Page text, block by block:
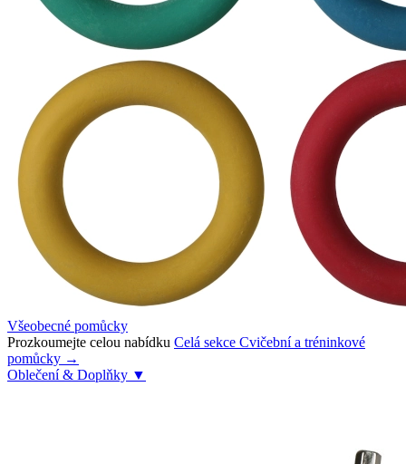
Všeobecné pomůcky
Prozkoumejte celou nabídku Celá sekce Cvičební a tréninkové
pomůcky →
Oblečení & Doplňky ▼